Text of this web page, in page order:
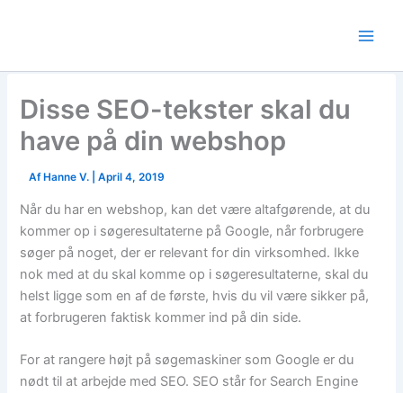
Disse SEO-tekster skal du
have på din webshop
Af Hanne V. |April 4, 2019
Når du har en webshop, kan det være altafgørende, at du
kommer op i søgeresultaterne på Google, når forbrugere
søger på noget, der er relevant for din virksomhed. Ikke
nok med at du skal komme op i søgeresultaterne, skal du
helst ligge som en af de første, hvis du vil være sikker på,
at forbrugeren faktisk kommer ind på din side.
For at rangere højt på søgemaskiner som Google er du
nødt til at arbejde med SEO. SEO står for Search Engine